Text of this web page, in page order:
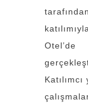
Otel’de